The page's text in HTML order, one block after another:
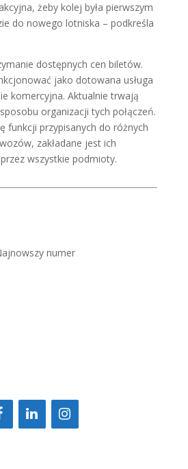
żeby kolej była pierwszym
do nowego lotniska – podkreśla
dostępnych cen biletów.
jako dotowana usługa
komercyjna. Aktualnie trwają
organizacji tych połączeń.
funkcji przypisanych do różnych
zakładane jest ich
wszystkie podmioty.
numer